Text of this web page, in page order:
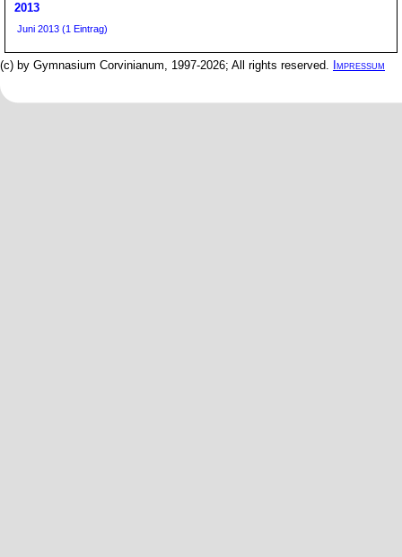
2013
Juni 2013 (1 Eintrag)
(c) by Gymnasium Corvinianum, 1997-2026; All rights reserved. Impressum